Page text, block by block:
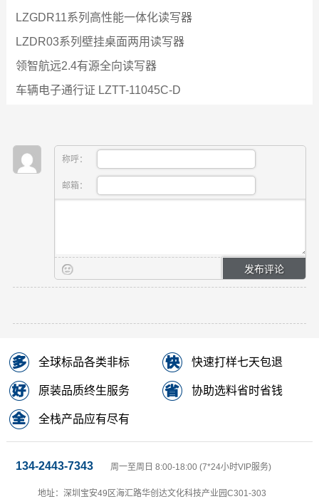
LZGDR11系列高性能一体化读写器
LZDR03系列壁挂桌面两用读写器
领智航远2.4有源全向读写器
车辆电子通行证 LZTT-11045C-D
称呼：
邮箱：
全球标品各类非标 快速打样七天包退
原装品质终生服务 协助选料省时省钱
全栈产品应有尽有
134-2443-7343 周一至周日 8:00-18:00 (7*24小时VIP服务)
地址：深圳宝安49区海汇路华创达文化科技产业园C301-303